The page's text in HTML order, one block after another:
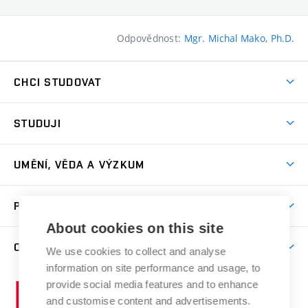
Odpovědnost: Mgr. Michal Mako, Ph.D.
CHCI STUDOVAT
Přijímačky
Dny otevřených dveří
Přípravné kurzy
Studium bez bariér
Katedra teorií a dějin umění
Kabinety a dílny
Kontakt
STUDUJI
Časový plán studia
Studijní předpisy a formuláře
Studium a stáže v zahraničí
Rezidenční pobyty
Odborná praxe
UMĚNÍ, VĚDA A VÝZKUM
Publikační činnost
Projekty
Výstavy
PRO VEŘEJNOST
Letní školy a semestrální kurzy
Nakladatelská a vydavatelská činnost
Research Catalogue
O FAKULTĚ
Aktuality
Informační tabule
Vysoké
About cookies on this site
We use cookies to collect and analyse
information on site performance and usage, to
provide social media features and to enhance
and customise content and advertisements.